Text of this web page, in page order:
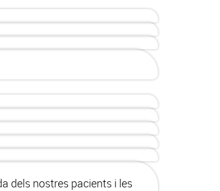
dels nostres pacients i les